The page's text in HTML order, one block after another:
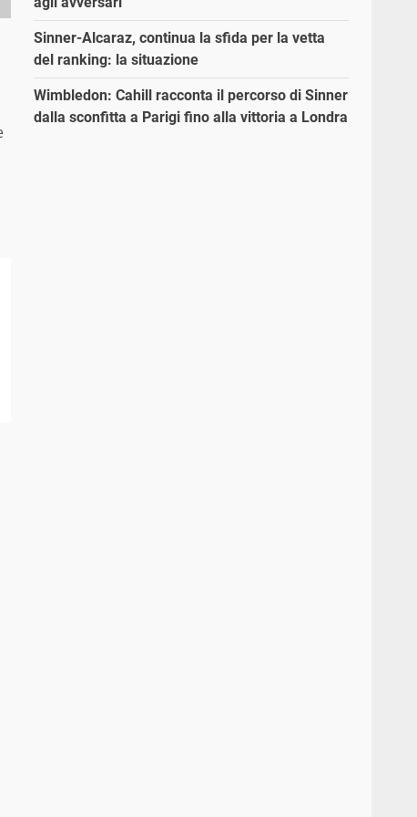
Sinner-Alcaraz, continua la sfida per la vetta
del ranking: la situazione
Wimbledon: Cahill racconta il percorso di Sinner
dalla sconfitta a Parigi fino alla vittoria a Londra